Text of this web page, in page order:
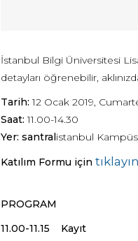
İstanbul Bilgi Üniversitesi
detayları öğrenebilir,
Tarih:12 Ocak 2019,
Saat:11.00-14.30
Yer: santralistanbul
Katılım Formu için tıklayın
PROGRAM
11.00-11.15 Kayıt